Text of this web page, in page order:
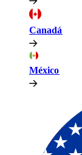
Canadá​​
México​​